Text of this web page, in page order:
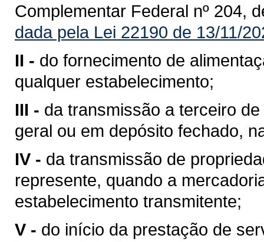
Complementar Federal nº 204,
dada pela Lei 22190 de 13/11/
II - do fornecimento de
qualquer estabelecimento;
III - da transmissão a terceiro
geral ou em depósito fechado,
IV - da transmissão de
represente, quando a
estabelecimento transmitente;
V - do início da prestação de